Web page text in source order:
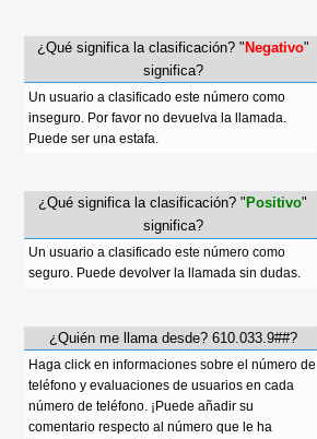
¿Qué significa la clasificación? "Negativo"
significa?
Un usuario a clasificado este número como
inseguro. Por favor no devuelva la llamada.
Puede ser una estafa.
¿Qué significa la clasificación? " Positivo"
significa?
Un usuario a clasificado este número como
seguro. Puede devolver la llamada sin dudas.
¿Quién me llama desde? 610.033.9##?
Haga click en informaciones sobre el número de
teléfono y evaluaciones de usuarios en cada
número de teléfono. ¡Puede añadir su
comentario respecto al número que le ha